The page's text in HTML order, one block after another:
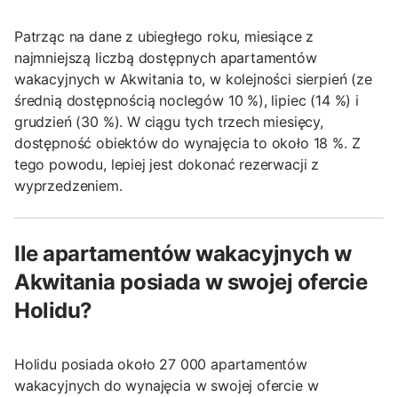
Patrząc na dane z ubiegłego roku, miesiące z
najmniejszą liczbą dostępnych apartamentów
wakacyjnych w Akwitania to, w kolejności sierpień (ze
średnią dostępnością noclegów 10 %), lipiec (14 %) i
grudzień (30 %). W ciągu tych trzech miesięcy,
dostępność obiektów do wynajęcia to około 18 %. Z
tego powodu, lepiej jest dokonać rezerwacji z
wyprzedzeniem.
Ile apartamentów wakacyjnych w
Akwitania posiada w swojej ofercie
Holidu?
Holidu posiada około 27 000 apartamentów
wakacyjnych do wynajęcia w swojej ofercie w